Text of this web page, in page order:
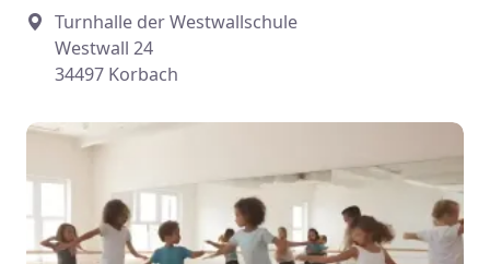
Turnhalle der Westwallschule
Westwall 24
34497 Korbach